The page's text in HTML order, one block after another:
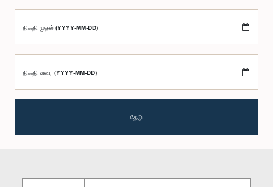
திகதி முதல் (YYYY-MM-DD)
திகதி வரை (YYYY-MM-DD)
தேடு